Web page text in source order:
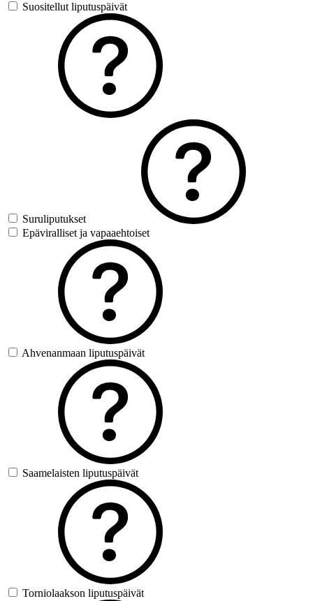
Suositellut liputuspäivät
Suruliputukset
Epäviralliset ja vapaaehtoiset
Ahvenanmaan liputuspäivät
Saamelaisten liputuspäivät
Torniolaakson liputuspäivät